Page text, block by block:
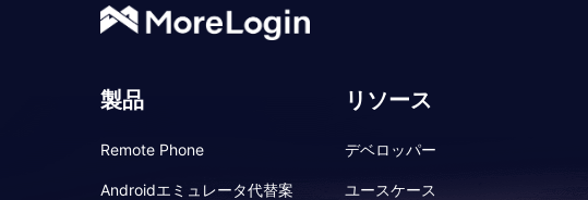
製品
Remote Phone
Androidエミュレータ代替案
リソース
デベロッパー
ユースケース